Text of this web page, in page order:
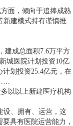
面，倾向于追捧成熟
新建模式持有谨慎推
建成总面积7.6万平方
城医院计划投资10亿
计划投资25.4亿元，在
……
以以上新建医疗机构
设、拥有、运营，这
具有医院运营能力，